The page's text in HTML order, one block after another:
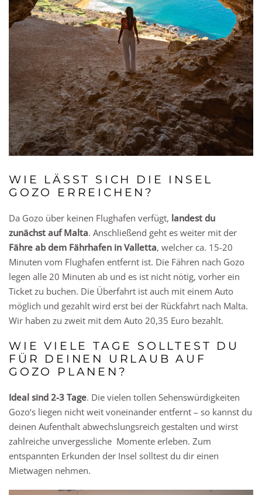
WIE LÄSST SICH DIE INSEL
GOZO ERREICHEN?
Da Gozo über keinen Flughafen verfügt, landest du
zunächst auf Malta. Anschließend geht es weiter mit der
Fähre ab dem Fährhafen in Valletta, welcher ca. 15-20
Minuten vom Flughafen entfernt ist. Die Fähren nach Gozo
legen alle 20 Minuten ab und es ist nicht nötig, vorher ein
Ticket zu buchen. Die Überfahrt ist auch mit einem Auto
möglich und gezahlt wird erst bei der Rückfahrt nach Malta.
Wir haben zu zweit mit dem Auto 20,35 Euro bezahlt.
WIE VIELE TAGE SOLLTEST DU
FÜR DEINEN URLAUB AUF
GOZO PLANEN?
Ideal sind 2-3 Tage. Die vielen tollen Sehenswürdigkeiten
Gozo‘s liegen nicht weit voneinander entfernt – so kannst du
deinen Aufenthalt abwechslungsreich gestalten und wirst
zahlreiche unvergessliche Momente erleben. Zum
entspannten Erkunden der Insel solltest du dir einen
Mietwagen nehmen.